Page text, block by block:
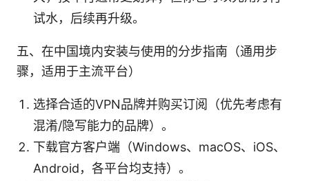
试水，后续再升级。
五、在中国境内安装与使用的分步指南（通用步
骤，适用于主流平台）
选择合适的VPN品牌并购买订阅（优先考虑有
混淆/隐写能力的品牌）。
下载官方客户端（Windows、macOS、iOS、
Android，各平台均支持）。